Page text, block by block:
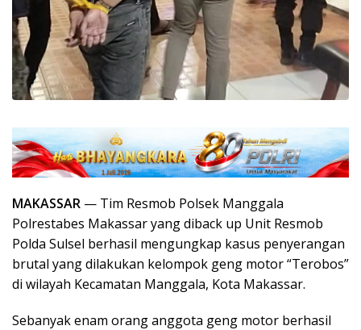
MAKASSAR — Tim Resmob Polsek Manggala
Polrestabes Makassar yang diback up Unit Resmob
Polda Sulsel berhasil mengungkap kasus penyerangan
brutal yang dilakukan kelompok geng motor “Terobos”
di wilayah Kecamatan Manggala, Kota Makassar.
Sebanyak enam orang anggota geng motor berhasil